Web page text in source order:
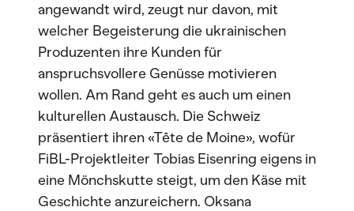
angewandt wird, zeugt nur davon, mit
welcher Begeisterung die ukrainischen
Produzenten ihre Kunden für
anspruchsvollere Genüsse motivieren
wollen. Am Rand geht es auch um einen
kulturellen Austausch. Die Schweiz
präsentiert ihren «Tête de Moine», wofür
FiBL-Projektleiter Tobias Eisenring eigens in
eine Mönchskutte steigt, um den Käse mit
Geschichte anzureichern. Oksana